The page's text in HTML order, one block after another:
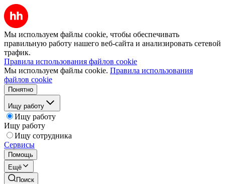
Мы используем файлы cookie, чтобы обеспечивать
правильную работу нашего веб-сайта и анализировать сетевой
трафик.
Правила использования файлов cookie
Мы используем файлы cookie. Правила использования
файлов cookie
Понятно
Ищу работу
Ищу работу
Ищу работу
Ищу сотрудника
Сервисы
Помощь
Ещё
Поиск